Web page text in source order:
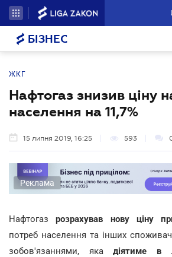
БІЗНЕС
ЖКГ
Нафтогаз знизив ціну
населення на 11,7%
15 липня 2019, 16:25 593
Реклама
Нафтогазрозрахував нову ціну
потреб населення та інших
зобов'язаннями, якадіятиме в